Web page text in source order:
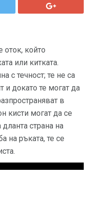
оток, който
или китката.
с течност; те не са
и докато те могат да
в
кисти могат да се
страна на
на ръката, те се